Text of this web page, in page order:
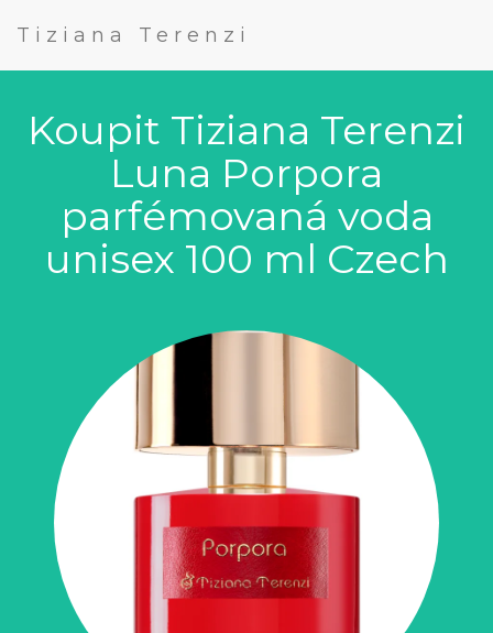
Tiziana Terenzi
Koupit Tiziana Terenzi
Luna Porpora
parfémovaná voda
unisex 100 ml Czech